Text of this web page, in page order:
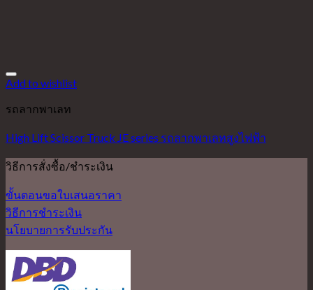
Add to wishlist
รถลากพาเลท
High Lift Scissor Truck JE series รถลากพาเลทสูงไฟฟ้า
วิธีการสั่งซื้อ/ชำระเงิน
ขั้นตอนขอใบเสนอราคา
วิธีการชำระเงิน
นโยบายการรับประกัน